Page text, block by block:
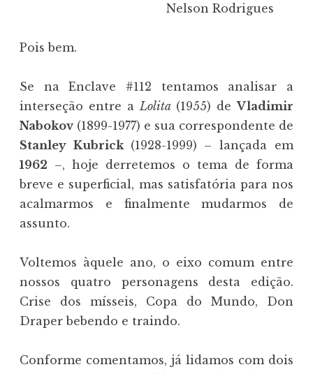
Nelson Rodrigues
Pois bem.
Se na Enclave #112 tentamos analisar a
interseção entre a Lolita(1955) deVladimir
Nabokov (1899-1977) e sua correspondente de
Stanley Kubrick (1928-1999) – lançada em
1962 –, hoje derretemos o tema de forma
breve e superficial, mas satisfatória para nos
acalmarmos e finalmente mudarmos de
assunto.
Voltemos àquele ano, o eixo comum entre
nossos quatro personagens desta edição.
Crise dos mísseis, Copa do Mundo, Don
Draper bebendo e traindo.
Conforme comentamos, já lidamos com dois